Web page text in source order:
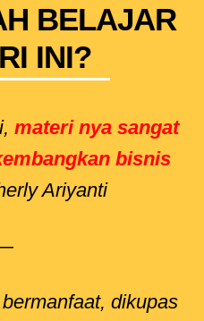
BELAJAR
INI?
materi nya sangat
bisnis
Ariyanti
dikupas